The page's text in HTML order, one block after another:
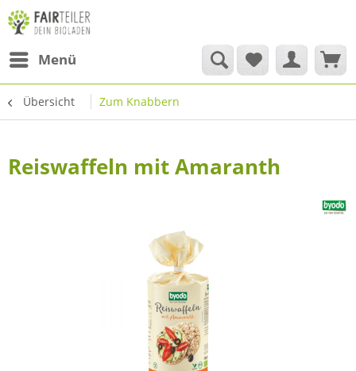
Menü
Übersicht Zum Knabbern
Reiswaffeln mit Amaranth